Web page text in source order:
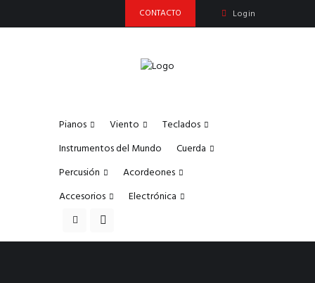
CONTACTO Login
Pianos Viento
Teclados
Instrumentos del Mundo
Cuerda
Percusión
Acordeones
Accesorios
Electrónica